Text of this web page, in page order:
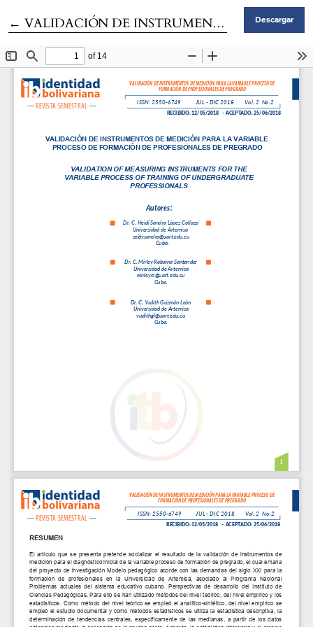
← Volver a los detalles del artículo
VALIDACIÓN DE INSTRUMENTOS DE MEDICIÓN PARA LA VARIABLE PROCESO DE FORMACIÓN DE PROFESIONALES DE PREGRADO Descargar